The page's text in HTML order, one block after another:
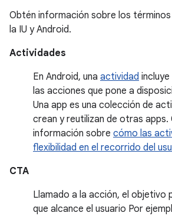
Obtén información sobre los
la IU y Android.
Actividades
En Android, una actividad incluye
las acciones que pone a
Una app es una colección de
crean y reutilizan de otras apps.
información sobre cómo las
flexibilidad en el recorrido del
CTA
Llamado a la acción, el objetivo
que alcance el usuario Por